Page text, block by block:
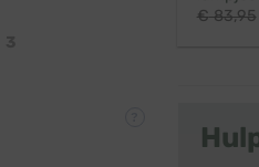
€83,95